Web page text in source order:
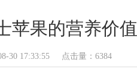
苹果的营养价值
30 17:33:55 点击量： 6384